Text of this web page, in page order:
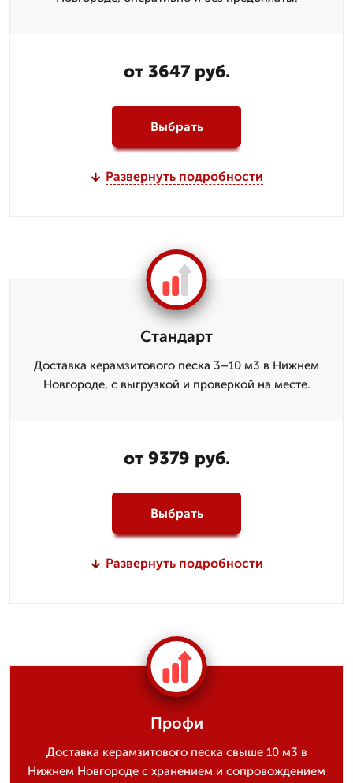
от 3647 руб.
Выбрать
Развернуть подробности
Стандарт
Доставка керамзитового песка 3–10 м3 в Нижнем
Новгороде, с выгрузкой и проверкой на месте.
от 9379 руб.
Выбрать
Развернуть подробности
Профи
Доставка керамзитового песка свыше 10 м3 в
Нижнем Новгороде с хранением и сопровождением